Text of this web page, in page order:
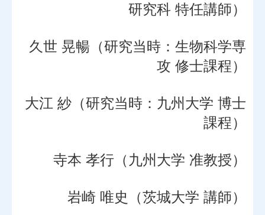
研究科 特任講師）
久世 晃暢（研究当時：生物科学専
攻 修士課程）
大江 紗（研究当時：九州大学 博士
課程）
寺本 孝行（九州大学 准教授）
岩崎 唯史（茨城大学 講師）